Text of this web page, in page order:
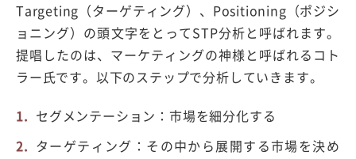
Targeting（ターゲティング）、Positioning（ポジシ
ョニング）の頭文字をとってSTP分析と呼ばれます。
提唱したのは、マーケティングの神様と呼ばれるコト
ラー氏です。以下のステップで分析していきます。
セグメンテーション：市場を細分化する
ターゲティング：その中から展開する市場を決め